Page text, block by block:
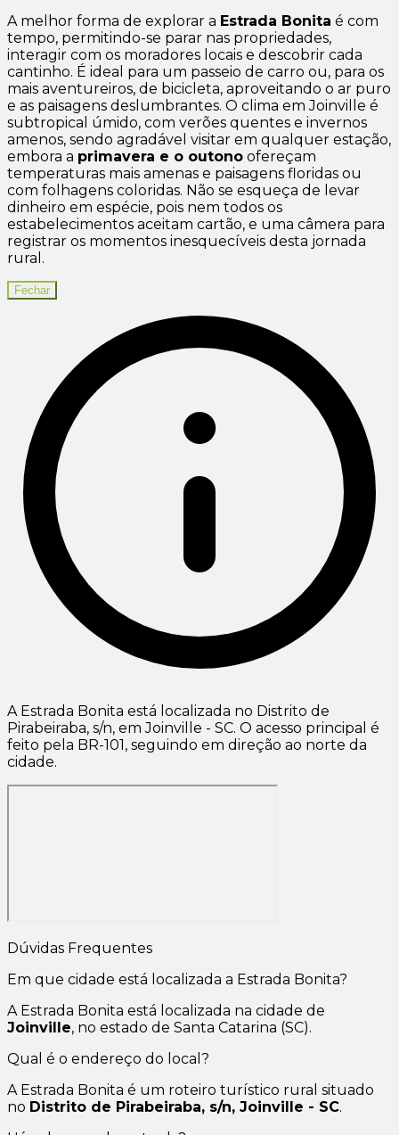
A melhor forma de explorar a Estrada Bonita é com
tempo, permitindo-se parar nas propriedades,
interagir com os moradores locais e descobrir cada
cantinho. É ideal para um passeio de carro ou, para os
mais aventureiros, de bicicleta, aproveitando o ar puro
e as paisagens deslumbrantes. O clima em Joinville é
subtropical úmido, com verões quentes e invernos
amenos, sendo agradável visitar em qualquer estação,
embora a primavera e o outono ofereçam
temperaturas mais amenas e paisagens floridas ou
com folhagens coloridas. Não se esqueça de levar
dinheiro em espécie, pois nem todos os
estabelecimentos aceitam cartão, e uma câmera para
registrar os momentos inesquecíveis desta jornada
rural.
Fechar
A Estrada Bonita está localizada no Distrito de
Pirabeiraba, s/n, em Joinville - SC. O acesso principal é
feito pela BR-101, seguindo em direção ao norte da
cidade.
Dúvidas Frequentes
Em que cidade está localizada a Estrada Bonita?
A Estrada Bonita está localizada na cidade de
Joinville, no estado de Santa Catarina (SC).
Qual é o endereço do local?
A Estrada Bonita é um roteiro turístico rural situado
no Distrito de Pirabeiraba, s/n, Joinville - SC.